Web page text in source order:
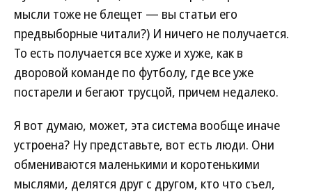
мысли тоже не блещет — вы статьи его
предвыборные читали?) И ничего не получается.
То есть получается все хуже и хуже, как в
дворовой команде по футболу, где все уже
постарели и бегают трусцой, причем недалеко.
Я вот думаю, может, эта система вообще иначе
устроена? Ну представьте, вот есть люди. Они
обмениваются маленькими и коротенькими
мыслями, делятся друг с другом, кто что съел,